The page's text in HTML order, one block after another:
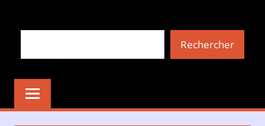
RechercherRechercher